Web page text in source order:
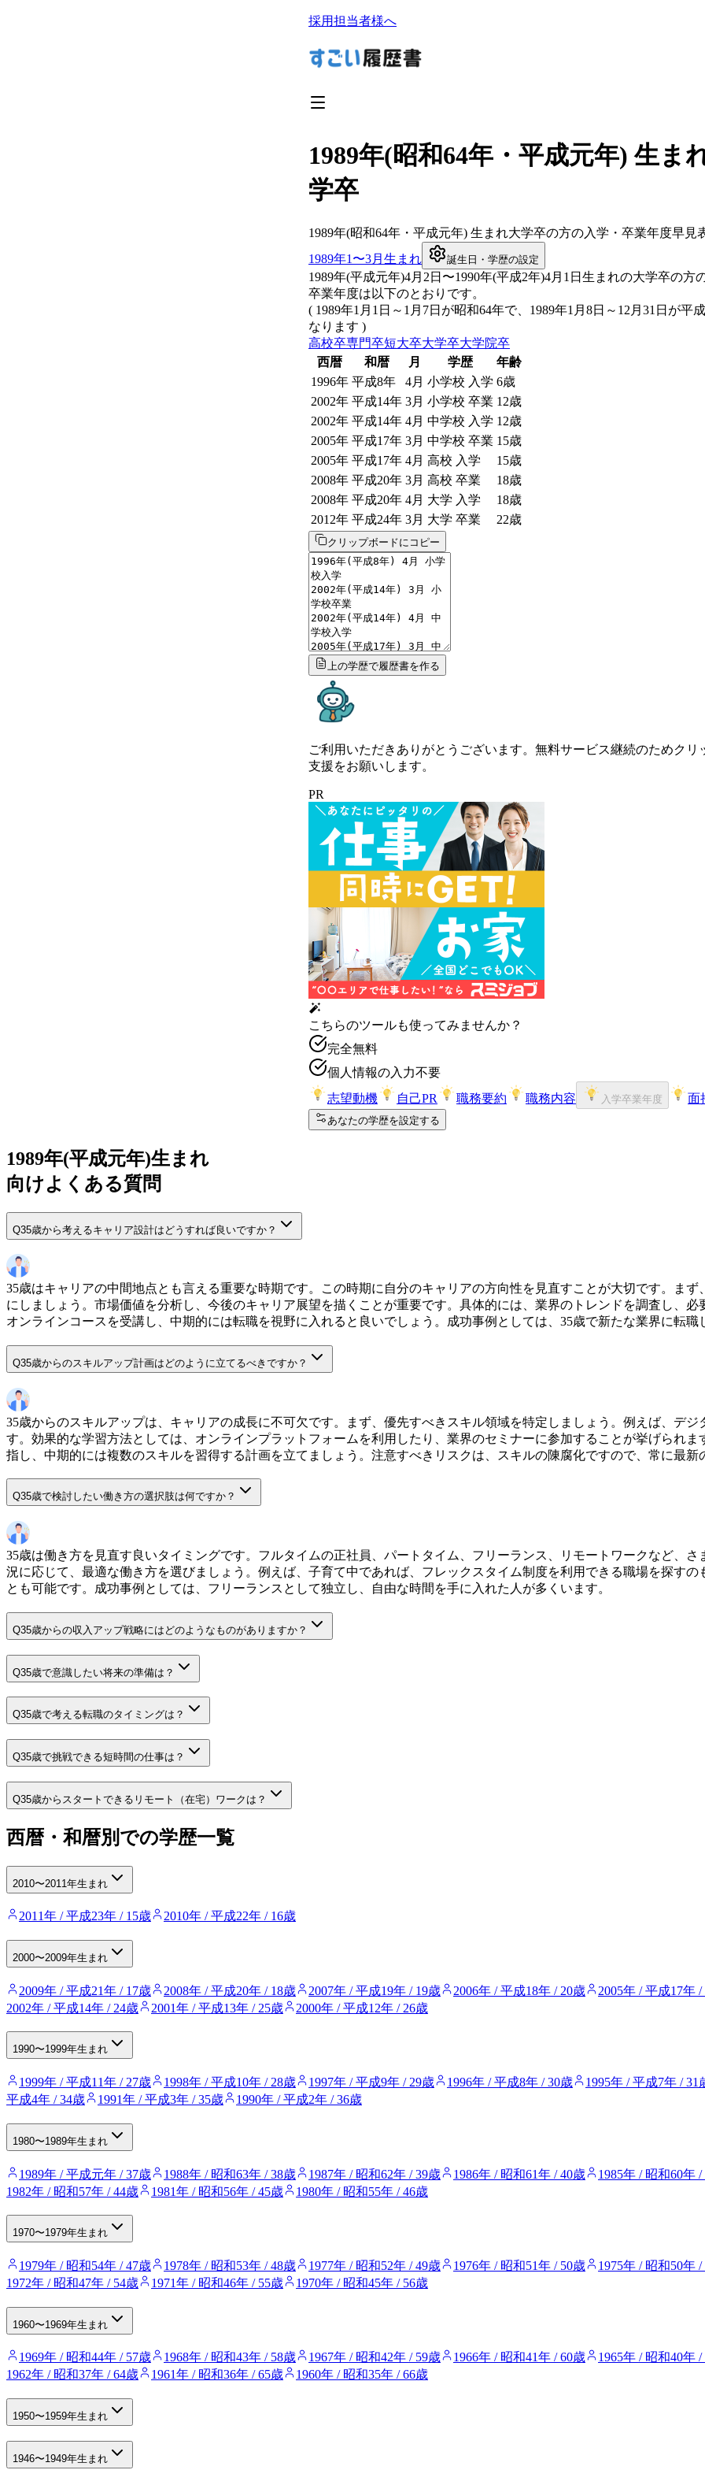
採用担当者様へ
1989年(昭和64年・平成元年) 生ま
学卒
1989年(昭和64年・平成元年) 生まれ大学卒の方の入学・卒業年度早見
1989年1〜3月生まれ 誕生日・学歴の設定
1989年(平成元年)4月 2 日〜1990年(平成2年)4月1日生まれの大学卒の方
卒業年度は以下のとおりです。
( 1989年1月1日～1月7日が昭和64年で、1989年1月8日～12月31日が平
なります )
高校卒専門卒短大卒大学卒大学院卒
西暦
和暦 月 学歴
年齢
1996年 平成8年 4月 小学校 入学 6歳
2002年 平成14年 3月 小学校 卒業 12歳
2002年 平成14年 4月 中学校 入学 12歳
2005年 平成17年 3月 中学校 卒業 15歳
2005年 平成17年 4月 高校 入学 15歳
2008年 平成20年 3月 高校 卒業 18歳
2008年 平成20年 4月 大学 入学 18歳
2012年 平成24年 3月 大学 卒業 22歳
クリップボードにコピー
上の学歴で履歴書を作る
ご利用いただきありがとうございます。無料サービス継続のためクリ
支援をお願いします。
PR
こちらのツールも使ってみませんか？
完全無料
個人情報の入力不要
志望動機
自己PR 職務要約 職務内容 入学卒業年度 面
あなたの学歴を設定する
1989年(平成元年)生まれ
向けよくある質問
Q35歳から考えるキャリア設計はどうすれば良いですか？
35歳はキャリアの中間地点とも言える重要な時期です。この時期に自分のキャリアの方向性を見直すことが大切です。ま
にしましょう。市場価値を分析し、今後のキャリア展望を描くことが重要です。具体的には、業界のトレンドを調査し、
オンラインコースを受講し、中期的には転職を視野に入れると良いでしょう。成功事例としては、35歳で新たな業界に転
Q35歳からのスキルアップ計画はどのように立てるべきですか？
35歳からのスキルアップは、キャリアの成長に不可欠です。まず、優先すべきスキル領域を特定しましょう。例えば、デ
す。効果的な学習方法としては、オンラインプラットフォームを利用したり、業界のセミナーに参加することが挙げられ
指し、中期的には複数のスキルを習得する計画を立てましょう。注意すべきリスクは、スキルの陳腐化ですので、常に最
Q35歳で検討したい働き方の選択肢は何ですか？
35歳は働き方を見直す良いタイミングです。フルタイムの正社員、パートタイム、フリーランス、リモートワークなど、
況に応じて、最適な働き方を選びましょう。例えば、子育て中であれば、フレックスタイム制度を利用できる職場を探す
とも可能です。成功事例としては、フリーランスとして独立し、自由な時間を手に入れた人が多くいます。
Q35歳からの収入アップ戦略にはどのようなものがありますか？
Q35歳で意識したい将来の準備は？
Q35歳で考える転職のタイミングは？
Q35歳で挑戦できる短時間の仕事は？
Q35歳からスタートできるリモート（在宅）ワークは？
西暦・和暦別での学歴一覧
2010〜2011年生まれ
2011年 / 平成23年 / 15歳 2010年 / 平成22年 / 16歳
2000〜2009年生まれ
2009年 / 平成21年 / 17歳 2008年 / 平成20年 / 18歳 2007年 / 平成19年 / 19歳 2006年 / 平成18年 / 20歳
2005年 / 平成17年 /
2002年 / 平成14年 / 24歳
2001年 / 平成13年 / 25歳 2000年 / 平成12年 / 26歳
1990〜1999年生まれ
1999年 / 平成11年 / 27歳 1998年 / 平成10年 / 28歳 1997年 / 平成9年 / 29歳 1996年 / 平成8年 / 30歳
1995年 / 平成7年 / 31
平成4年 / 34歳
1991年 / 平成3年 / 35歳 1990年 / 平成2年 / 36歳
1980〜1989年生まれ
1989年 / 平成元年 / 37歳 1988年 / 昭和63年 / 38歳 1987年 / 昭和62年 / 39歳 1986年 / 昭和61年 / 40歳
1985年 / 昭和60年 /
1982年 / 昭和57年 / 44歳
1981年 / 昭和56年 / 45歳 1980年 / 昭和55年 / 46歳
1970〜1979年生まれ
1979年 / 昭和54年 / 47歳 1978年 / 昭和53年 / 48歳 1977年 / 昭和52年 / 49歳 1976年 / 昭和51年 / 50歳
1975年 / 昭和50年 /
1972年 / 昭和47年 / 54歳
1971年 / 昭和46年 / 55歳 1970年 / 昭和45年 / 56歳
1960〜1969年生まれ
1969年 / 昭和44年 / 57歳 1968年 / 昭和43年 / 58歳 1967年 / 昭和42年 / 59歳 1966年 / 昭和41年 / 60歳
1965年 / 昭和40年 /
1962年 / 昭和37年 / 64歳
1961年 / 昭和36年 / 65歳 1960年 / 昭和35年 / 66歳
1950〜1959年生まれ
1946〜1949年生まれ